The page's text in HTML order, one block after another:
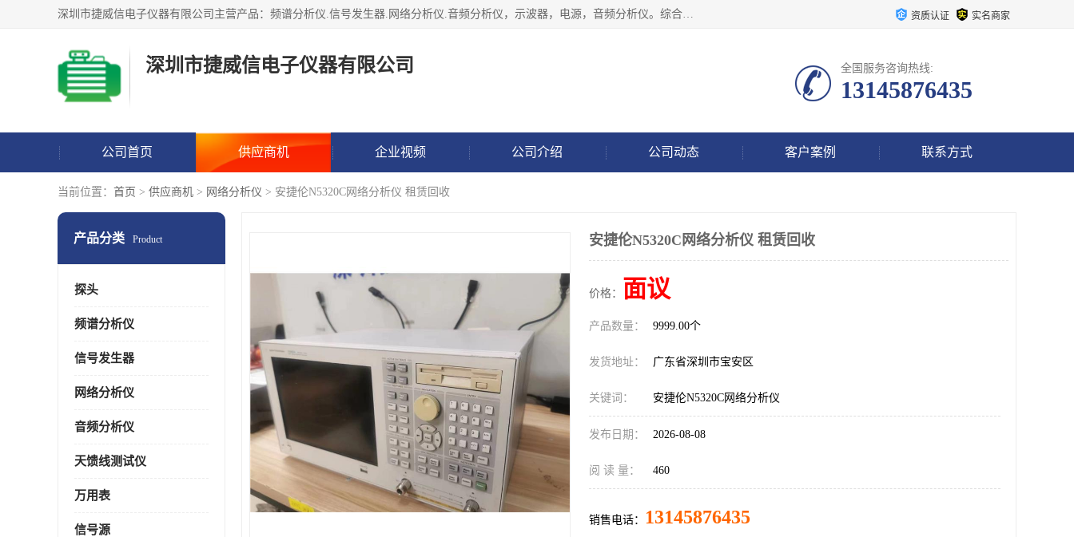
深圳市捷威信电子仪器有限公司主营产品：频谱分析仪.信号发生器.网络分析仪.音频分析仪，示波器，电源，音频分析仪。综合测试仪。蓝牙测试仪等 资质认证 实名商家
深圳市捷威信电子仪器有限公司 全国服务咨询热线:
13145876435
公司首页 供应商机 企业视频 公司介绍 公司动态 客户案例 联系方式
当前位置： 首页 > 供应商机 > 网络分析仪 > 安捷伦N5320C网络分析仪 租赁回收
产品分类 Product
探头
频谱分析仪
信号发生器
网络分析仪
音频分析仪
天馈线测试仪
万用表
信号源
安捷伦N5320C网络分析仪 租赁回收
价格： 面议
产品数量： 9999.00个
发货地址： 广东省深圳市宝安区
关键词： 安捷伦N5320C网络分析仪
发布日期： 2026-08-08
阅 读 量： 460
销售电话： 13145876435